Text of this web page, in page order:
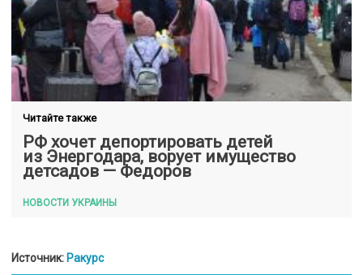
Читайте также
РФ хочет депортировать детей
из Энергодара, ворует имущество
детсадов — Федоров
НОВОСТИ УКРАИНЫ
Источник: Ракурс